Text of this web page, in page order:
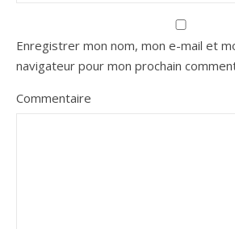
Enregistrer mon nom, mon e-mail et
navigateur pour mon prochain
Commentaire